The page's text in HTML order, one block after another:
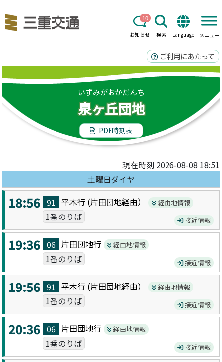
お知らせ
10
検索 Language メニュー
ご利用にあたって
いずみがおかだんち
泉ヶ丘団地
PDF時刻表
現在時刻 2026-08-08 18:51
土曜日ダイヤ
18:56 91 平木行 (片田団地経由） 経由地情報
1番のりば 接近情報
19:36 06 片田団地行 経由地情報
1番のりば 接近情報
19:56 91 平木行 (片田団地経由） 経由地情報
1番のりば 接近情報
20:36 06 片田団地行 経由地情報
1番のりば 接近情報